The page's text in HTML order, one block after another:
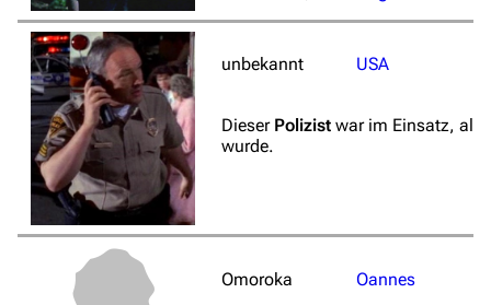
unbekannt USA
Dieser Polizist war im Einsatz, als
wurde.
Omoroka Oannes